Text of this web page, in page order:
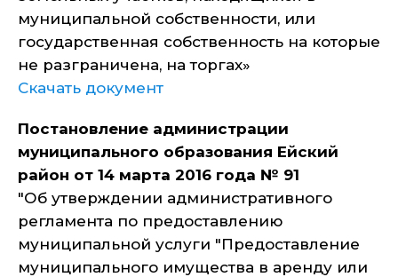
муниципальной собственности, или
государственная собственность на которые
не разграничена, на торгах»
Скачать документ
Постановление администрации
муниципального образования Ейский
район от 14 марта 2016 года № 91
"Об утверждении административного
регламента по предоставлению
муниципальной услуги "Предоставление
муниципального имущества в аренду или